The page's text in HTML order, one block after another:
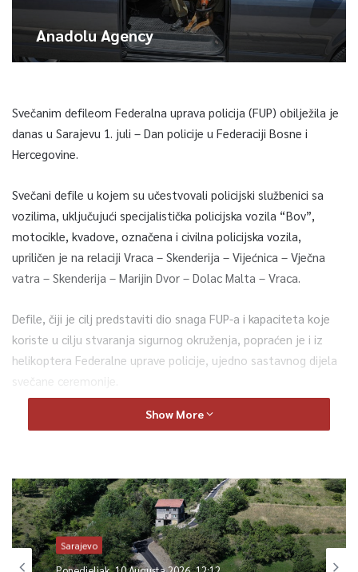
Anadolu Agency
Svečanim defileom Federalna uprava policija (FUP) obilježila je
danas u Sarajevu 1. juli – Dan policije u Federaciji Bosne i
Hercegovine.
Svečani defile u kojem su učestvovali policijski službenici sa
vozilima, uključujući specijalistička policijska vozila “Bov”,
motocikle, kvadove, označena i civilna policijska vozila,
upriličen je na relaciji Vraca – Skenderija – Vijećnica – Vječna
vatra – Skenderija – Marijin Dvor – Dolac Malta – Vraca.
Defile, čiji je cilj predstaviti dio snaga FUP-a i kapaciteta koje
koriste u cilju stvaranja sigurnog okruženja, popraćen je i iz
helikoptera Federalne uprave policije, ujedno sastavnog dijela
svečane ceremonije.
“Danas je naš dan i mi ćemo se danas kroz program, koji smo
jedinice FUP-a”, kazao je za AA Nermin Šehović, uposlenik
Federalne uprave policije.
Prema njegovim riječima, zadovoljni su poslom kojim se bave.
Show More
Sarajevo